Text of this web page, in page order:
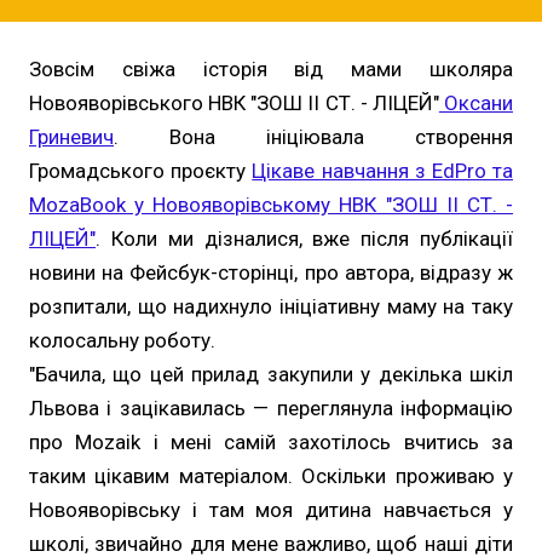
Зовсім свіжа історія від мами школяра
Новояворівського НВК "ЗОШ ІІ СТ. - ЛІЦЕЙ"Оксани
Гриневич. Вона ініціювала створення
Громадського проєкту Цікаве навчання з EdPro та
MozaBook у Новояворівському НВК "ЗОШ ІІ СТ. -
ЛІЦЕЙ". Коли ми дізналися, вже після публікації
новини на Фейсбук-сторінці, про автора, відразу ж
розпитали, що надихнуло ініціативну маму на таку
колосальну роботу.
"Бачила, що цей прилад закупили у декілька шкіл
Львова і зацікавилась — переглянула інформацію
про Mozaik і мені самій захотілось вчитись за
таким цікавим матеріалом. Оскільки проживаю у
Новояворівську і там моя дитина навчається у
школі, звичайно для мене важливо, щоб наші діти